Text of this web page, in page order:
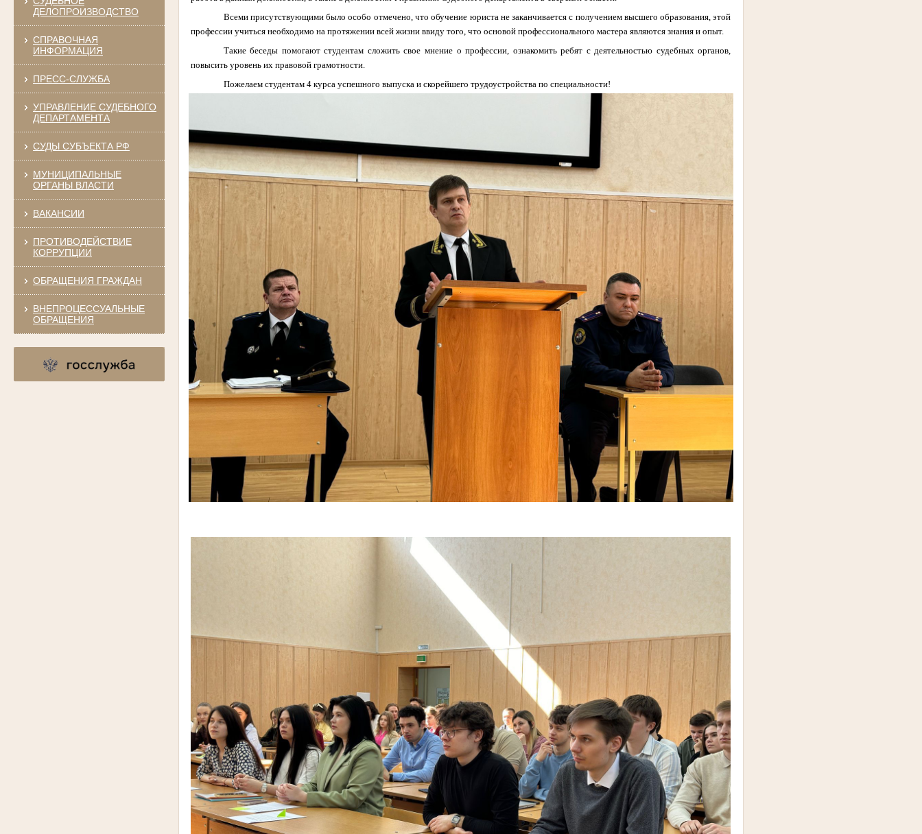
ДЕЛОПРОИЗВОДСТВО
СПРАВОЧНАЯ
ИНФОРМАЦИЯ
ПРЕСС-СЛУЖБА
УПРАВЛЕНИЕ СУДЕБНОГО
ДЕПАРТАМЕНТА
СУДЫ СУБЪЕКТА РФ
МУНИЦИПАЛЬНЫЕ
ОРГАНЫ ВЛАСТИ
ВАКАНСИИ
ПРОТИВОДЕЙСТВИЕ
КОРРУПЦИИ
ОБРАЩЕНИЯ ГРАЖДАН
ВНЕПРОЦЕССУАЛЬНЫЕ
ОБРАЩЕНИЯ
Всеми присутствующими было особо отмечено, что обучение юриста не заканчивается с получением высшего образования, этой
профессии учиться необходимо на протяжении всей жизни ввиду того, что основой профессионального мастера являются знания и опыт.
Такие беседы помогают студентам сложить свое мнение о профессии, ознакомить ребят с деятельностью судебных органов,
повысить уровень их правовой грамотности.
Пожелаем студентам 4 курса успешного выпуска и скорейшего трудоустройства по специальности!